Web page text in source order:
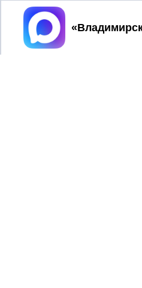
ВЛАДИМИРСКИЕ
Принять